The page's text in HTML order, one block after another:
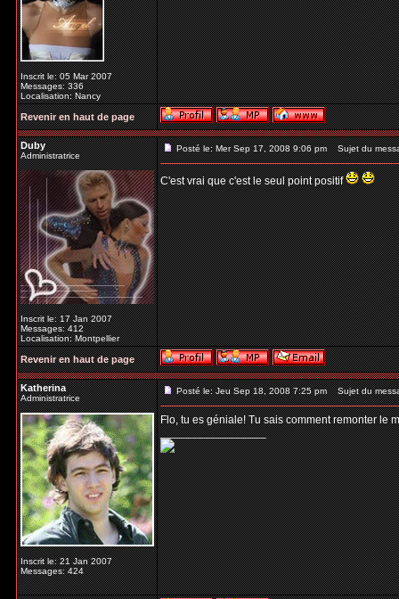
Inscrit le: 05 Mar 2007
Messages: 336
Localisation: Nancy
Revenir en haut de page
Duby
Administratrice
Inscrit le: 17 Jan 2007
Messages: 412
Localisation: Montpellier
Posté le: Mer Sep 17, 2008 9:06 pm Sujet du
C'est vrai que c'est le seul point positif
Revenir en haut de page
Katherina
Administratrice
Inscrit le: 21 Jan 2007
Messages: 424
Posté le: Jeu Sep 18, 2008 7:25 pm Sujet du
Flo, tu es géniale! Tu sais comment remonter le
_________________